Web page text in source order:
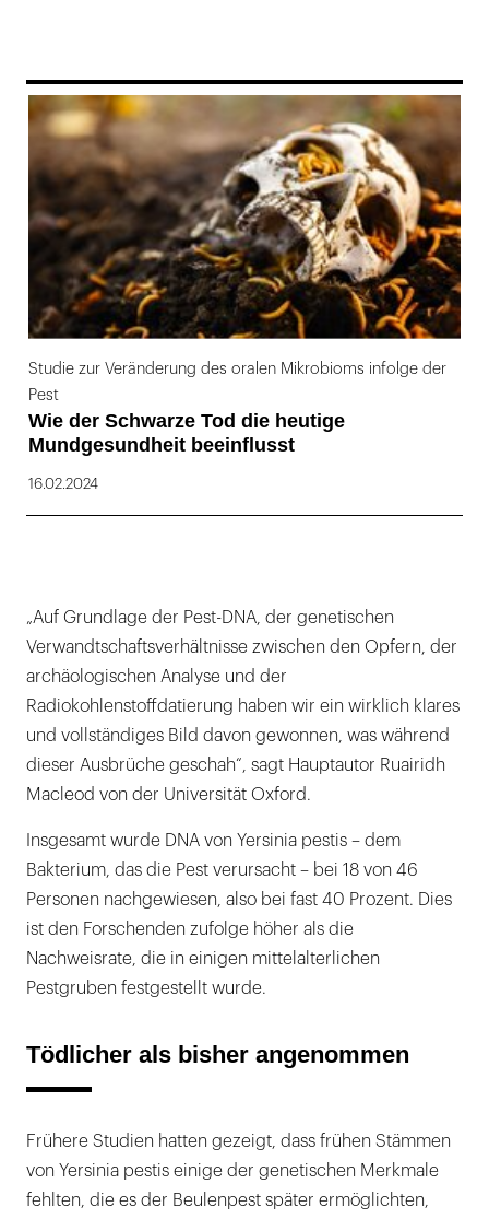
169
Studie zur Veränderung des oralen Mikrobioms infolge der
Pest
Wie der Schwarze Tod die heutige
Mundgesundheit beeinflusst
16.02.2024
„Auf Grundlage der Pest-DNA, der genetischen
Verwandtschaftsverhältnisse zwischen den Opfern, der
archäologischen Analyse und der
Radiokohlenstoffdatierung haben wir ein wirklich klares
und vollständiges Bild davon gewonnen, was während
dieser Ausbrüche geschah“, sagt Hauptautor Ruairidh
Macleod von der Universität Oxford.
Insgesamt wurde DNA von Yersinia pestis – dem
Bakterium, das die Pest verursacht – bei 18 von 46
Personen nachgewiesen, also bei fast 40 Prozent. Dies
ist den Forschenden zufolge höher als die
Nachweisrate, die in einigen mittelalterlichen
Pestgruben festgestellt wurde.
Tödlicher als bisher angenommen
Frühere Studien hatten gezeigt, dass frühen Stämmen
von Yersinia pestis einige der genetischen Merkmale
fehlten, die es der Beulenpest später ermöglichten,